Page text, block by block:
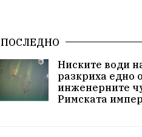
ПОСЛЕДНО
Ниските води
разкриха едно
инженерните
Римската